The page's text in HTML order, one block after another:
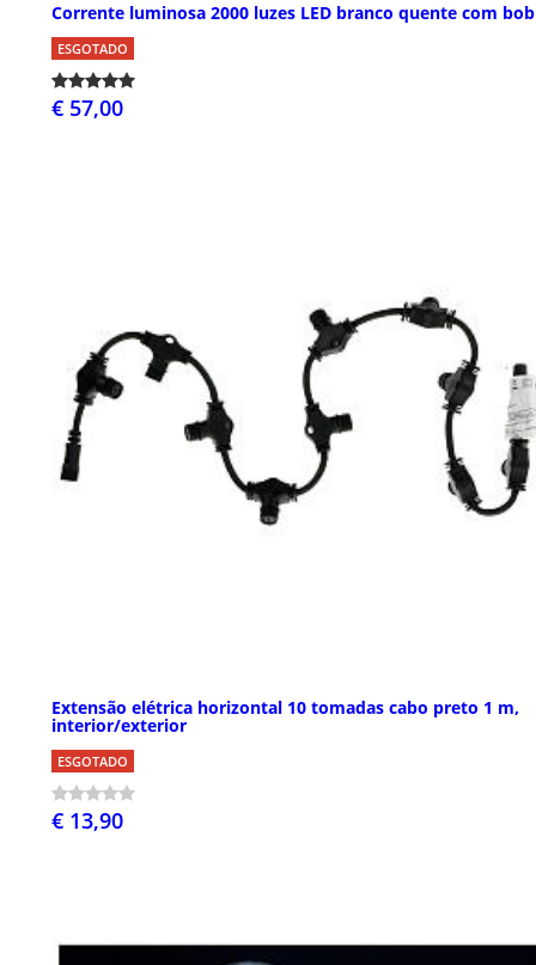
Corrente luminosa 2000 luzes LED branco quente com
ESGOTADO
€ 57,00
Extensão elétrica horizontal 10 tomadas cabo preto 1 m,
interior/exterior
ESGOTADO
€ 13,90